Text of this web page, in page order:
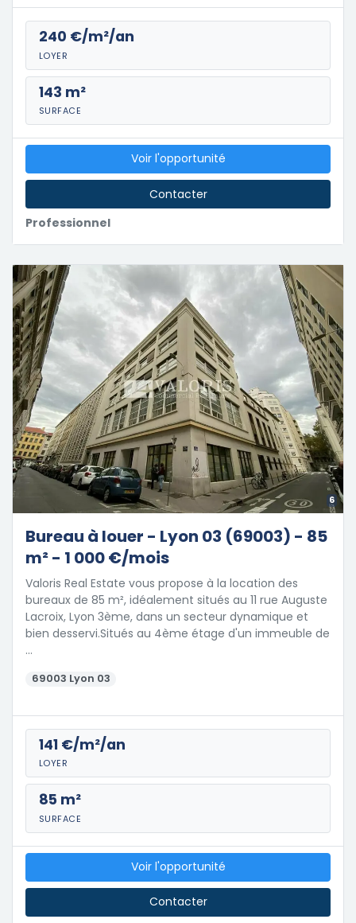
240 €/m²/an
LOYER
143 m²
SURFACE
Professionnel
Voir l'opportunité
Contacter
6
Bureau à louer - Lyon 03 (69003) - 85
m² - 1 000 €/mois
Valoris Real Estate vous propose à la location des
bureaux de 85 m², idéalement situés au 11 rue Auguste
Lacroix, Lyon 3ème, dans un secteur dynamique et
bien desservi.Situés au 4ème étage d'un immeuble de
…
69003 Lyon 03
141 €/m²/an
LOYER
85 m²
SURFACE
Voir l'opportunité
Contacter